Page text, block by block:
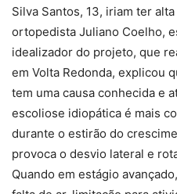
Silva Santos, 13, iriam ter
ortopedista Juliano Coelho,
idealizador do projeto, que
em Volta Redonda, explicou
tem uma causa conhecida e
escoliose idiopática é mais
durante o estirão do
provoca o desvio lateral e
Quando em estágio